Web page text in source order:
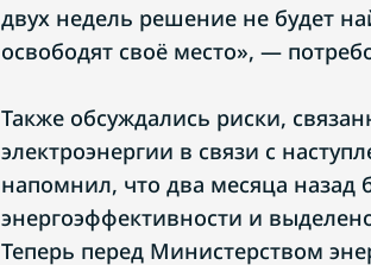
двух недель решение не будет
освободят своё место», —
Также обсуждались риски,
электроэнергии в связи с
напомнил, что два месяца назад
энергоэффективности и
Теперь перед Министерством